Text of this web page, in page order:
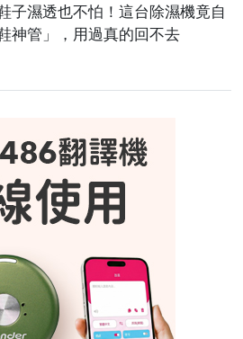
子濕透也不怕！這台除濕機竟自
神管」，用過真的回不去